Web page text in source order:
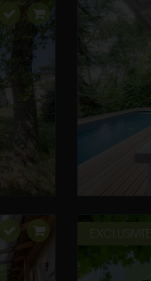
EXCLUSIVITE